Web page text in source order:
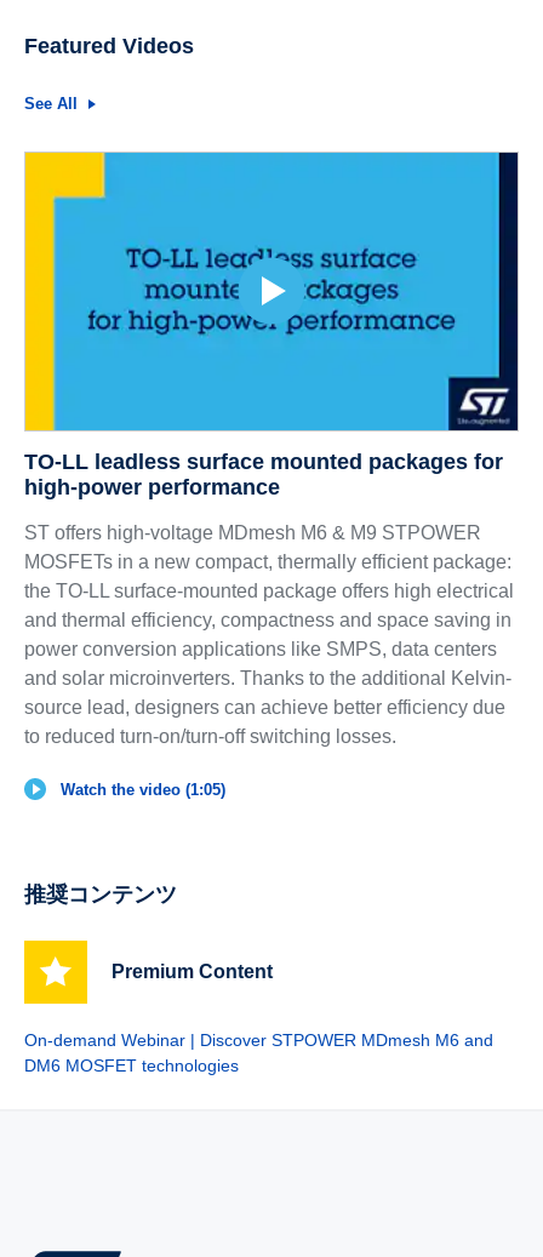
Featured Videos
See All
TO-LL leadless surface mounted packages for
high-power performance
ST offers high-voltage MDmesh M6 & M9 STPOWER
MOSFETs in a new compact, thermally efficient package:
the TO-LL surface-mounted package offers high electrical
and thermal efficiency, compactness and space saving in
power conversion applications like SMPS, data centers
and solar microinverters. Thanks to the additional Kelvin-
source lead, designers can achieve better efficiency due
to reduced turn-on/turn-off switching losses.
Watch the video (1:05)
推奨コンテンツ
Premium Content
On-demand Webinar | Discover STPOWER MDmesh M6 and
DM6 MOSFET technologies